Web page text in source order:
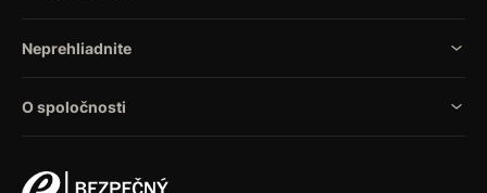
Neprehliadnite
O spoločnosti